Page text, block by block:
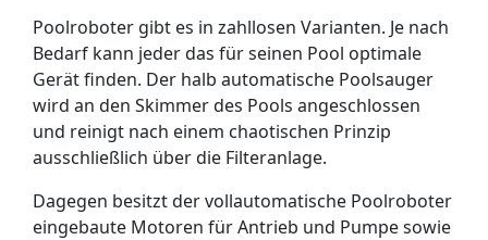
Poolroboter gibt es in zahllosen Varianten. Je nach
Bedarf kann jeder das für seinen Pool optimale
Gerät finden. Der halb automatische Poolsauger
wird an den Skimmer des Pools angeschlossen
und reinigt nach einem chaotischen Prinzip
ausschließlich über die Filteranlage.
Dagegen besitzt der vollautomatische Poolroboter
eingebaute Motoren für Antrieb und Pumpe sowie